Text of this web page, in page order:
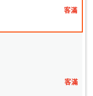
客滿
客滿